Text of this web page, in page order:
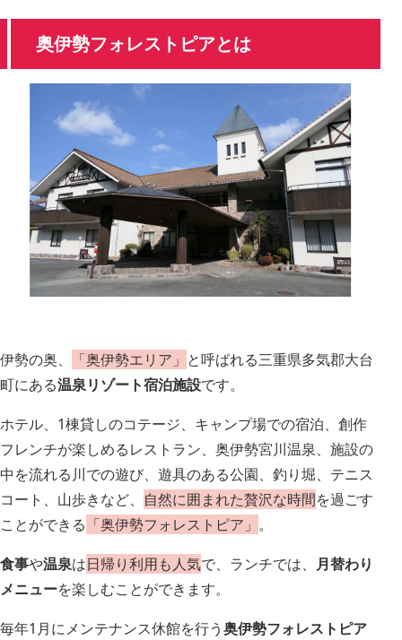
奥伊勢フォレストピアとは
伊勢の奥、 「奥伊勢エリア」 と呼ばれる三重県多気郡大台
町にある温泉リゾート宿泊施設です。
ホテル、1棟貸しのコテージ、キャンプ場での宿泊、創作
フレンチが楽しめるレストラン、奥伊勢宮川温泉、施設の
中を流れる川での遊び、遊具のある公園、釣り堀、テニス
コート、山歩きなど、 自然に囲まれた贅沢な時間を過ごす
ことができる 「奥伊勢フォレストピア」 。
食事や温泉は日帰り利用も人気で、ランチでは、 月替わり
メニューを楽しむことができます。
毎年1月にメンテナンス休館を行う奥伊勢フォレストピア